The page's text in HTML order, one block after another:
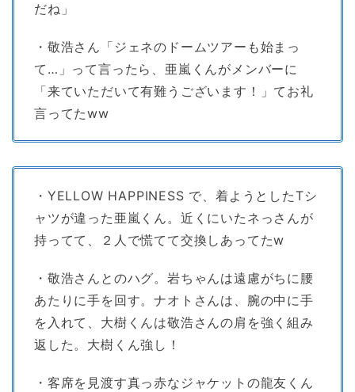
だね」
・敬浩さん「ジェネのドームツアーも始まっ
て…」って言ったら、亜嵐くんがメンバーに
「来ていただいて有難うございます！」てお礼
言ってたww
・YELLOW HAPPINESS で、着ようとしたTシ
ャツが違った亜嵐くん。近くにいたネっさんが
持ってて、２人で慌てて交換しあってたw
・敬浩さんとのハグ。岩ちゃんは遠慮がちに腰
あたりに手を回す。ナオトさんは、腕の中に手
を入れて、大樹くんは敬浩さんの肩を強く組み
返した。大樹くん強し！
・客席を見渡す真っ赤なジャケットの龍友くん